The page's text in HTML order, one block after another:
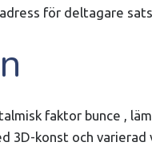
för deltagare
faktor bunce ,
3D-konst och